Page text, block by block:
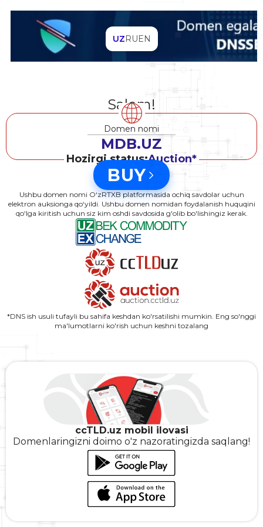
UZRUEN
Salom!
Domen nomi
MDB.UZ
Hozirgi status:Auction*
BUY
Ushbu domen nomi O‘zRTXB platformasida ochiq savdolar uchun
elektron auksionga qo‘yildi. Ushbu domen nomidan foydalanish huquqini
qo'lga kiritish uchun siz kim oshdi savdosida g'olib bo'lishingiz kerak.
*DNS ish usuli tufayli bu sahifa keshdan ko'rsatilishi mumkin. Eng so'nggi
ma'lumotlarni ko'rish uchun keshni tozalang
ccTLD.uz mobil ilovasi
Domenlaringizni doimo o'z nazoratingizda saqlang!